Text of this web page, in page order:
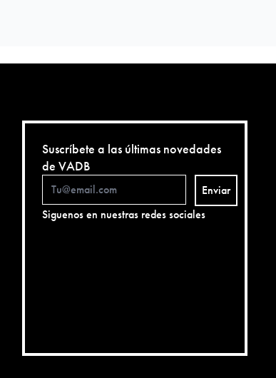
Suscríbete a las últimas novedades
de VADB
Enviar
Siguenos en nuestras redes sociales